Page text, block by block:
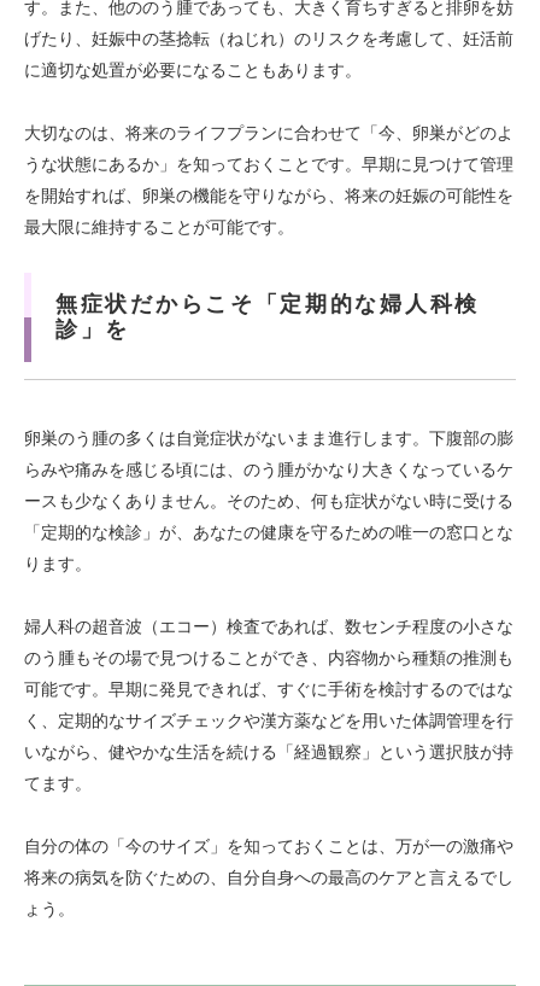
す。また、他ののう腫であっても、大きく育ちすぎると排卵を妨
げたり、妊娠中の茎捻転（ねじれ）のリスクを考慮して、妊活前
に適切な処置が必要になることもあります。
大切なのは、将来のライフプランに合わせて「今、卵巣がどのよ
うな状態にあるか」を知っておくことです。早期に見つけて管理
を開始すれば、卵巣の機能を守りながら、将来の妊娠の可能性を
最大限に維持することが可能です。
無症状だからこそ「定期的な婦人科検
診」を
卵巣のう腫の多くは自覚症状がないまま進行します。下腹部の膨
らみや痛みを感じる頃には、のう腫がかなり大きくなっているケ
ースも少なくありません。そのため、何も症状がない時に受ける
「定期的な検診」が、あなたの健康を守るための唯一の窓口とな
ります。
婦人科の超音波（エコー）検査であれば、数センチ程度の小さな
のう腫もその場で見つけることができ、内容物から種類の推測も
可能です。早期に発見できれば、すぐに手術を検討するのではな
く、定期的なサイズチェックや漢方薬などを用いた体調管理を行
いながら、健やかな生活を続ける「経過観察」という選択肢が持
てます。
自分の体の「今のサイズ」を知っておくことは、万が一の激痛や
将来の病気を防ぐための、自分自身への最高のケアと言えるでし
ょう。